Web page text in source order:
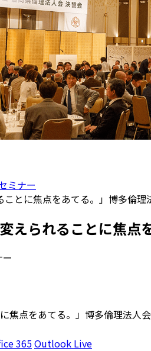
ミナー
ことに焦点をあてる。」博多
えられることに焦
焦点をあてる。」博多倫理法
365Outlook Live